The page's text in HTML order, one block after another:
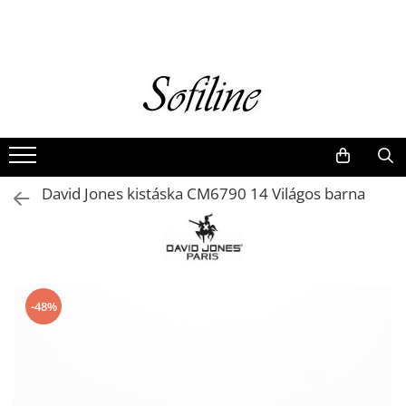
Valódi bőr
Hátizsákok
Elegáns kistáskák
David Jones kistáska CM6790 14 Világos barna
-48%